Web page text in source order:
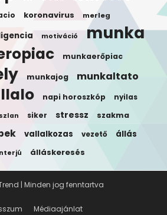
koronavirus merleg
motiváció munka
munkaerőpiac
munkajog munkaltato
napi horoszkóp nyilas
siker stressz szakma
vallalkozas vezető állás
álláskeresés
Médiaajánlat
| Minden jog fenntartva